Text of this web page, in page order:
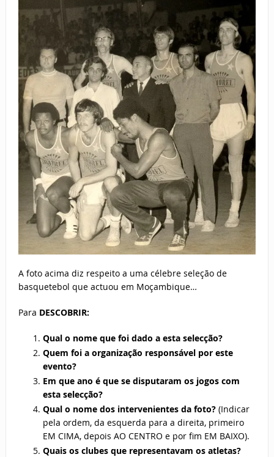
A foto acima diz respeito a uma célebre seleção de
basquetebol que actuou em Moçambique…
Para DESCOBRIR:
Qual o nome que foi dado a esta selecção?
Quem foi a organização responsável por este
evento?
Em que ano é que se disputaram os jogos com
esta selecção?
Qual o nome dos intervenientes da foto?(Indicar
pela ordem, da esquerda para a direita, primeiro
EM CIMA, depois AO CENTRO e por fim EM BAIXO).
Quais os clubes que representavam os atletas?